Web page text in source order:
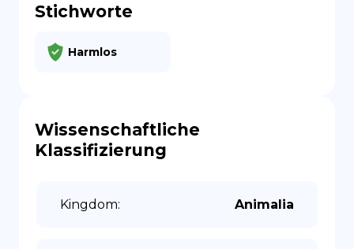
Stichworte
Harmlos
Wissenschaftliche
Klassifizierung
Kingdom: Animalia